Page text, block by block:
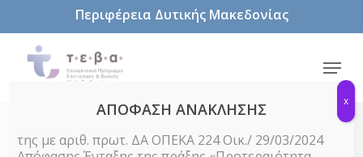
content
Περιφέρεια Δυτικής Μακεδονίας
Menu
« All Events
ΑΠΟΦΑΣΗ ΑΝΑΚΛΗΣΗΣ
της με αριθ. πρωτ. ΔΑ ΟΠΕΚΑ 224 Οικ./ 29/03/2024
x